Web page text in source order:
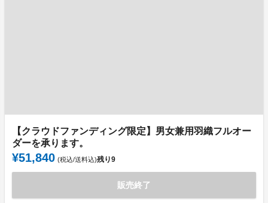
【クラウドファンディング限定】男女兼用羽織フルオー
ダーを承ります。
¥51,840 (税込/送料込)残り9
販売終了